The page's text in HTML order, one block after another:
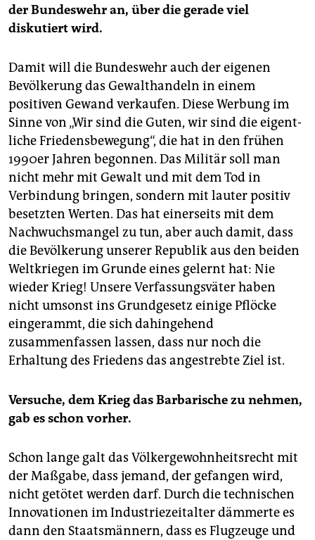
der Bundeswehr an, über die gerade viel
diskutiert wird.
Damit will die Bundeswehr auch der eigenen
Bevölkerung das ­Gewalthandeln in einem
positiven Gewand verkaufen. Diese Werbung im
Sinne von „Wir sind die Guten, wir sind die eigent­
liche Friedensbewegung“, die hat in den frühen
1990er Jahren begonnen. Das Militär soll man
nicht mehr mit Gewalt und mit dem Tod in
Verbindung bringen, sondern mit lauter positiv
besetzten Werten. Das hat einerseits mit dem
Nachwuchsmangel zu tun, aber auch damit, dass
die Bevölkerung unserer Republik aus den beiden
Weltkriegen im Grunde eines gelernt hat: Nie
wieder Krieg! Unsere Verfassungsväter haben
nicht umsonst ins Grundgesetz einige Pflöcke
eingerammt, die sich dahingehend
zusammenfassen lassen, dass nur noch die
Erhaltung des Friedens das angestrebte Ziel ist.
Versuche, dem Krieg das Barbarische zu nehmen,
gab es schon vorher.
Schon lange galt das Völkergewohnheitsrecht mit
der Maßgabe, dass jemand, der gefangen wird,
nicht getötet werden darf. Durch die technischen
Innovationen im Industriezeitalter dämmerte es
dann den Staatsmännern, dass es Flugzeuge und